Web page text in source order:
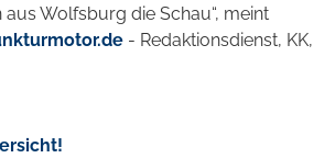
Wolfsburg die Schau“, meint
- Redaktionsdienst, KK,